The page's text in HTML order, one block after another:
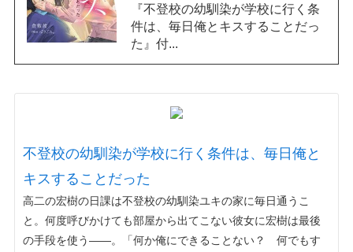
『不登校の幼馴染が学校に行く条
件は、毎日俺とキスすることだっ
た』付...
不登校の幼馴染が学校に行く条件は、毎日俺と
キスすることだった
高二の宏樹の日課は不登校の幼馴染ユキの家に毎日通うこ
と。何度呼びかけても部屋から出てこない彼女に宏樹は最後
の手段を使う――。「何か俺にできることない？ 何でもす